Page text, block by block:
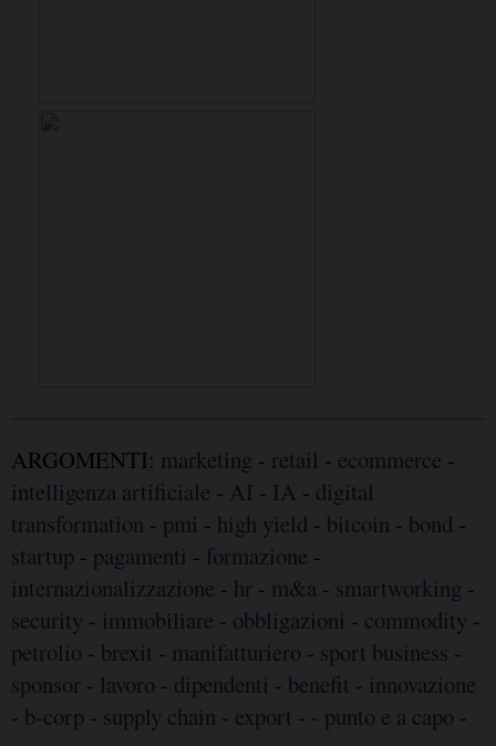
ARGOMENTI: marketing - retail - ecommerce -
intelligenza artificiale - AI - IA - digital
transformation - pmi - high yield - bitcoin - bond -
startup - pagamenti - formazione -
internazionalizzazione - hr - m&a - smartworking -
security - immobiliare - obbligazioni - commodity -
petrolio - brexit - manifatturiero - sport business -
sponsor - lavoro - dipendenti - benefit - innovazione
- b-corp - supply chain - export - - punto e a capo -